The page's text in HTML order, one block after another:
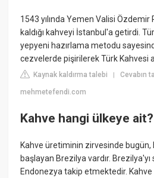
1543 yılında Yemen Valisi
kaldığı kahveyi İstanbul'a getirdi.
yepyeni hazırlama metodu
cezvelerde pişirilerek Türk Kahvesi
Kaynak kaldırma talebi |Cevabın
mehmetefendi.com
Kahve hangi ülkeye ait?
Kahve üretiminin zirvesinde bugün,
başlayan Brezilya vardır. Brezilya'yı
Endonezya takip etmektedir.